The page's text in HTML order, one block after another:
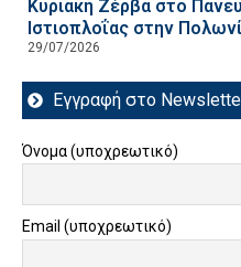
Κυριακή Ζέρβα στο
Ιστιοπλοΐας στην
29/07/2026
Εγγραφή στο
Όνομα (υποχρεωτικό)
Email (υποχρεωτικό)